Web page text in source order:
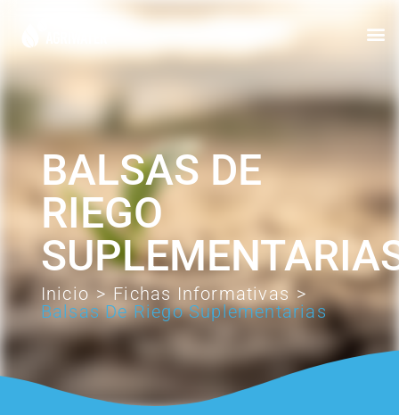
BALSAS DE
RIEGO
Inicio > Fichas Informativas >
Balsas De Riego Suplementarias